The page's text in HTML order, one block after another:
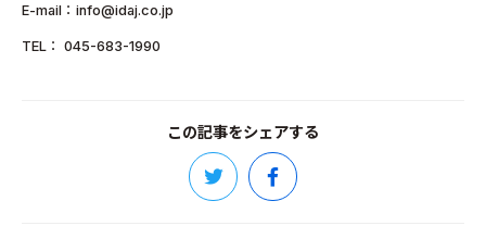
E-mail：info@idaj.co.jp
TEL： 045-683-1990
この記事をシェアする